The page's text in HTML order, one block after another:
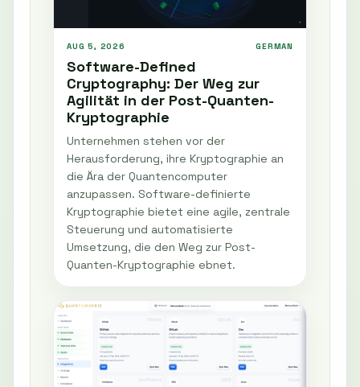
AUG 5, 2026 GERMAN
Software-Defined
Cryptography: Der Weg zur
Agilität in der Post-Quanten-
Kryptographie
Unternehmen stehen vor der
Herausforderung, ihre Kryptographie an
die Ära der Quantencomputer
anzupassen. Software-definierte
Kryptographie bietet eine agile, zentrale
Steuerung und automatisierte
Umsetzung, die den Weg zur Post-
Quanten-Kryptographie ebnet.